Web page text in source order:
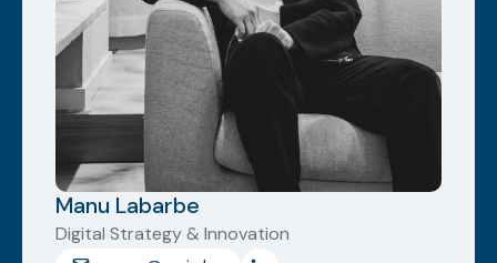
Manu Labarbe
Digital Strategy & Innovation